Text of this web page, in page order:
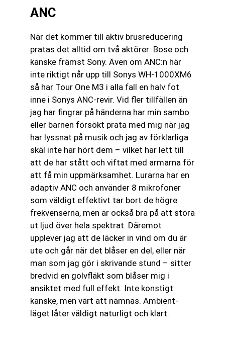
ANC
När det kommer till aktiv brusreducering
pratas det alltid om två aktörer: Bose och
kanske främst Sony. Även om ANC:n här
inte riktigt når upp till Sonys WH-1000XM6
så har Tour One M3 i alla fall en halv fot
inne i Sonys ANC-revir. Vid fler tillfällen än
jag har fingrar på händerna har min sambo
eller barnen försökt prata med mig när jag
har lyssnat på musik och jag av förklarliga
skäl inte har hört dem – vilket har lett till
att de har stått och viftat med armarna för
att få min uppmärksamhet. Lurarna har en
adaptiv ANC och använder 8 mikrofoner
som väldigt effektivt tar bort de högre
frekvenserna, men är också bra på att störa
ut ljud över hela spektrat. Däremot
upplever jag att de läcker in vind om du är
ute och går när det blåser en del, eller när
man som jag gör i skrivande stund – sitter
bredvid en golvfläkt som blåser mig i
ansiktet med full effekt. Inte konstigt
kanske, men värt att nämnas. Ambient-
läget låter väldigt naturligt och klart.